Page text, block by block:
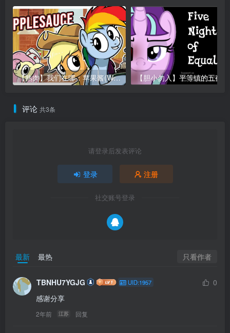
【熟肉】我们在哪：苹果酱(Where Are We: Applesauce)
评论 共3条
请登录后发表评论
登录 注册
社交账号登录
最新 最热 只看作者
TBNHU7YGJG UID:1957
0
感谢分享
2年前 江苏 回复